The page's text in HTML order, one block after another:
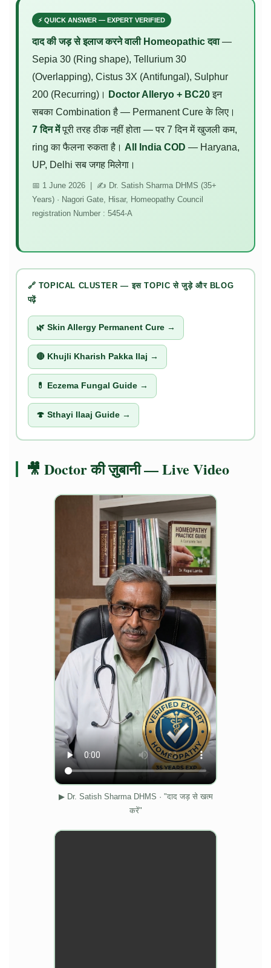
⚡ QUICK ANSWER — EXPERT VERIFIED
दाद की जड़ से इलाज करने वाली Homeopathic दवा—
Sepia 30 (Ring shape), Tellurium 30
(Overlapping), Cistus 3X (Antifungal), Sulphur
200 (Recurring)।
Doctor Alleryo + BC20इन
सबका Combination है — Permanent Cure के लिए।
7 दिन मेंपूरी तरह ठीक नहीं होता — पर 7 दिन में खुजली कम,
ring का फैलना रुकता है। All India COD — Haryana,
UP, Delhi सब जगह मिलेगा।
📅 1 June 2026 | ✍️ Dr. Satish Sharma DHMS (35+
Years) · Nagori Gate, Hisar, Homeopathy Council
registration Number : 5454-A
🔗 TOPICAL CLUSTER — इस TOPIC से जुड़े और BLOG
पढ़ें
🌿 Skin Allergy Permanent Cure →
🔴 Khujli Kharish Pakka Ilaj →
💊 Eczema Fungal Guide →
🍄 Sthayi Ilaaj Guide →
🎥 Doctor की ज़ुबानी — Live Video
▶ Dr. Satish Sharma DHMS · "दाद जड़ से खत्म
करें"